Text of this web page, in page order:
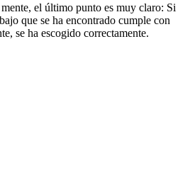
el último punto es muy claro: Si
que se ha encontrado cumple con
se ha escogido correctamente.